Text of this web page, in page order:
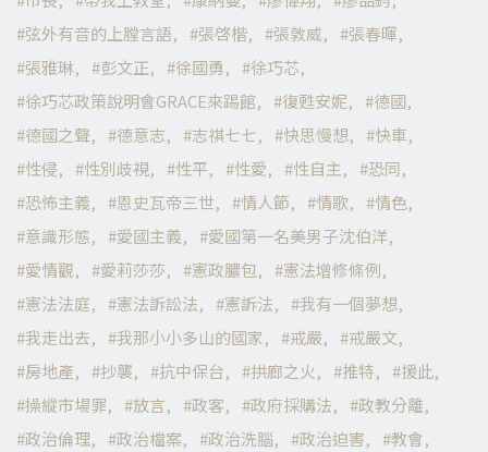
弦外有音的上膛言語
張啓楷 張敦威
張春暉
張雅琳
彭文正 徐國勇
徐巧芯
徐巧芯政策說明會GRACE來踢館
復甦安妮
德國
德國之聲
德意志 志祺七七 快思慢想
快車
性侵
性別歧視 性平 性愛 性自主
恐同
恐怖主義
恩史瓦帝三世 情人節 情歌
情色
意識形態
愛國主義
愛國第一名美男子沈伯洋
愛情觀
愛莉莎莎 憲政膿包
憲法增修條例
憲法法庭
憲法訴訟法 憲訴法
我有一個夢想
我走出去
我那小小多山的國家 戒嚴
戒嚴文
房地產
抄襲 抗中保台 拱廊之火 推特
援此
操縱市場罪
放言 政客 政府採購法
政教分離
政治倫理
政治檔案 政治洗腦 政治迫害
教會